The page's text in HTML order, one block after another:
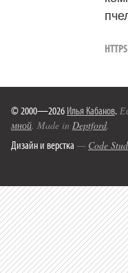
© 2000—2026 Илья Кабанов.
мной. Made in Deptford.
Дизайн и верстка — Code